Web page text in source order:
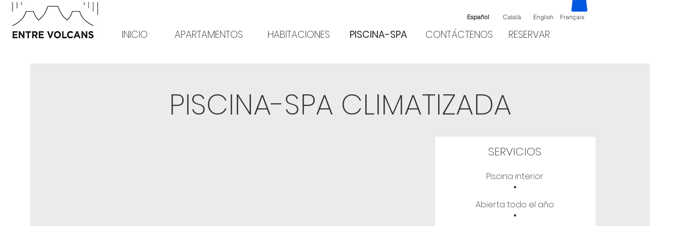
Español Català English Français
INICIO APARTAMENTOS HABITACIONES PISCINA-SPA CONTÁCTENOS RESERVAR
PISCINA-SPA CLIMATIZADA
SERVICIOS
Piscina interior
·
Abierta todo el año
·